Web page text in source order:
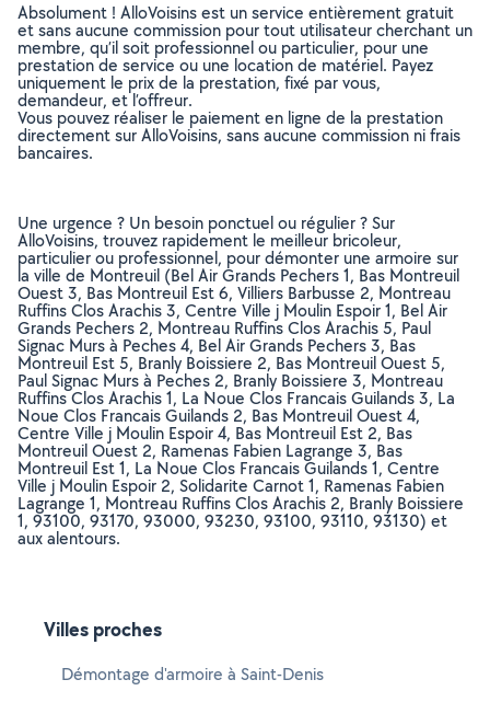
Absolument ! AlloVoisins est un service entièrement gratuit
et sans aucune commission pour tout utilisateur cherchant un
membre, qu’il soit professionnel ou particulier, pour une
prestation de service ou une location de matériel. Payez
uniquement le prix de la prestation, fixé par vous,
demandeur, et l’offreur.
Vous pouvez réaliser le paiement en ligne de la prestation
directement sur AlloVoisins, sans aucune commission ni frais
bancaires.
Une urgence ? Un besoin ponctuel ou régulier ? Sur
AlloVoisins, trouvez rapidement le meilleur bricoleur,
particulier ou professionnel, pour démonter une armoire sur
la ville de Montreuil (Bel Air Grands Pechers 1, Bas Montreuil
Ouest 3, Bas Montreuil Est 6, Villiers Barbusse 2, Montreau
Ruffins Clos Arachis 3, Centre Ville j Moulin Espoir 1, Bel Air
Grands Pechers 2, Montreau Ruffins Clos Arachis 5, Paul
Signac Murs à Peches 4, Bel Air Grands Pechers 3, Bas
Montreuil Est 5, Branly Boissiere 2, Bas Montreuil Ouest 5,
Paul Signac Murs à Peches 2, Branly Boissiere 3, Montreau
Ruffins Clos Arachis 1, La Noue Clos Francais Guilands 3, La
Noue Clos Francais Guilands 2, Bas Montreuil Ouest 4,
Centre Ville j Moulin Espoir 4, Bas Montreuil Est 2, Bas
Montreuil Ouest 2, Ramenas Fabien Lagrange 3, Bas
Montreuil Est 1, La Noue Clos Francais Guilands 1, Centre
Ville j Moulin Espoir 2, Solidarite Carnot 1, Ramenas Fabien
Lagrange 1, Montreau Ruffins Clos Arachis 2, Branly Boissiere
1, 93100, 93170, 93000, 93230, 93100, 93110, 93130) et
aux alentours.
Villes proches
Démontage d'armoire à Saint-Denis